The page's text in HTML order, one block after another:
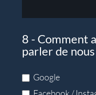
8 - Comment
parler de nous
Google